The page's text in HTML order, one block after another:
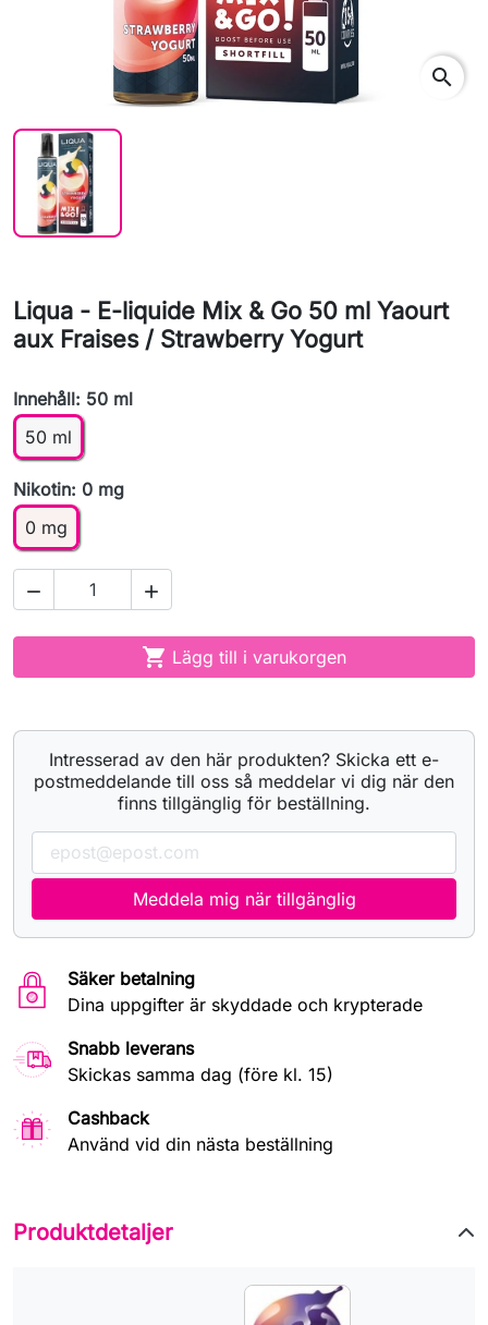
search
Liqua - E-liquide Mix & Go 50 ml Yaourt
aux Fraises / Strawberry Yogurt
Innehåll: 50 ml
50 ml
Nikotin: 0 mg
0 mg
 
 Lägg till i varukorgen
Intresserad av den här produkten? Skicka ett e-
postmeddelande till oss så meddelar vi dig när den
finns tillgänglig för beställning.
Meddela mig när tillgänglig
Säker betalning
Dina uppgifter är skyddade och krypterade
Snabb leverans
Skickas samma dag (före kl. 15)
Cashback
Använd vid din nästa beställning
Produktdetaljer